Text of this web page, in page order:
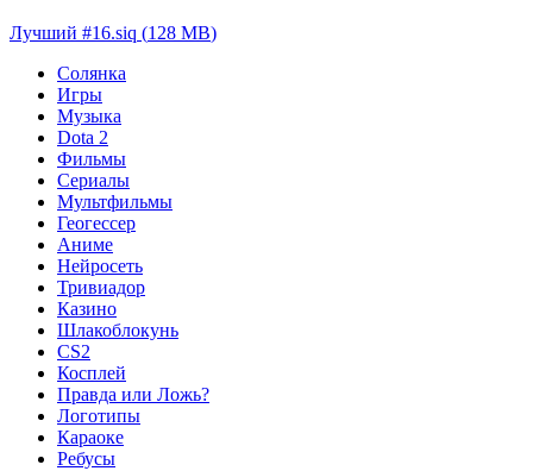
Лучший #16.siq (128 MB)
Солянка
Игры
Музыка
Dota 2
Фильмы
Сериалы
Мультфильмы
Геогессер
Аниме
Нейросеть
Тривиадор
Казино
Шлакоблокунь
CS2
Косплей
Правда или Ложь?
Логотипы
Караоке
Ребусы